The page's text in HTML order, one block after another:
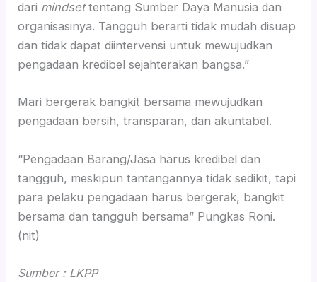
dari mindsettentang Sumber Daya Manusia dan
organisasinya. Tangguh berarti tidak mudah disuap
dan tidak dapat diintervensi untuk mewujudkan
pengadaan kredibel sejahterakan bangsa.”
Mari bergerak bangkit bersama mewujudkan
pengadaan bersih, transparan, dan akuntabel.
“Pengadaan Barang/Jasa harus kredibel dan
tangguh, meskipun tantangannya tidak sedikit, tapi
para pelaku pengadaan harus bergerak, bangkit
bersama dan tangguh bersama” Pungkas Roni.
(nit)
Sumber : LKPP